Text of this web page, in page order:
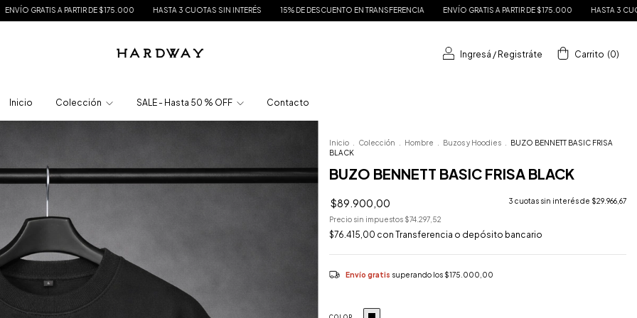
$175.000 HASTA 3 CUOTAS SIN INTERÉS 15% DE DESCUENTO EN TRANSFERENCIA ENVÍO GRATIS A PARTIR DE $175.000 HASTA 3 CUOTAS SIN INTERÉS 15%
Ingresá / Registráte Carrito (0)
Inicio Colección SALE - Hasta 50 % OFF Contacto
Inicio Colección Hombre Buzos y Hoodies
BUZO BENNETT BASIC FRISA
BLACK
BUZO BENNETT BASIC FRISA BLACK
$89.900,00 3 cuotas sin interés de $29.966,67
Precio sin impuestos $74.297,52
$76.415,00 con Transferencia o depósito bancario
Envío gratis superando los $175.000,00